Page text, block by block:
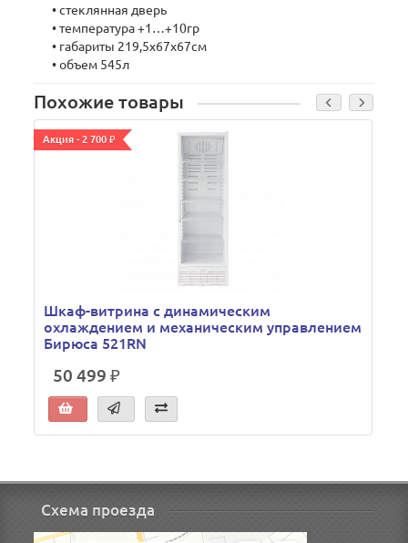
• стеклянная дверь
• температура +1…+10гр
• габариты 219,5х67х67см
• объем 545л
Похожие товары
Акция - 2 700 ₽
Шкаф-витрина с динамическим
охлаждением и механическим управлением
Бирюса 521RN
50 499 ₽
Схема проезда